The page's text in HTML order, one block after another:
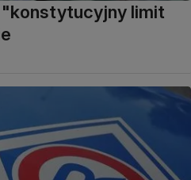
"konstytucyjny limit